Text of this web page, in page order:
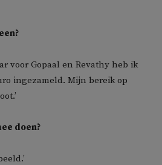
voor Gopaal en Revathy heb ik
ingezameld. Mijn bereik op
doen?